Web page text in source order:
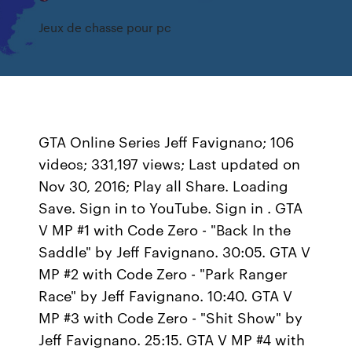
Jeux de chasse pour pc
GTA Online Series Jeff Favignano; 106
videos; 331,197 views; Last updated on
Nov 30, 2016; Play all Share. Loading
Save. Sign in to YouTube. Sign in . GTA
V MP #1 with Code Zero - "Back In the
Saddle" by Jeff Favignano. 30:05. GTA V
MP #2 with Code Zero - "Park Ranger
Race" by Jeff Favignano. 10:40. GTA V
MP #3 with Code Zero - "Shit Show" by
Jeff Favignano. 25:15. GTA V MP #4 with